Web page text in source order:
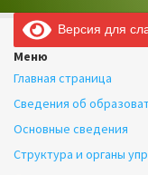
Версия для
Меню
Главная страница
Сведения об
Основные сведения
Структура и органы